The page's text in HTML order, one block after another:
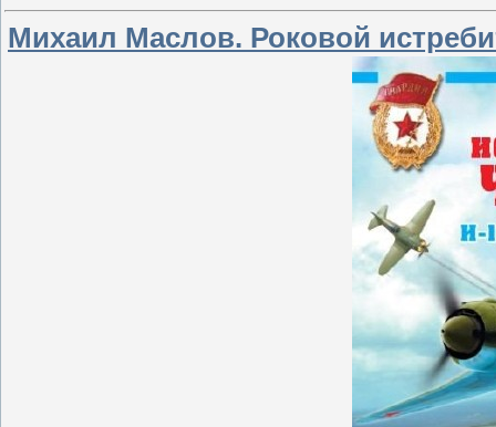
Михаил Маслов. Роковой